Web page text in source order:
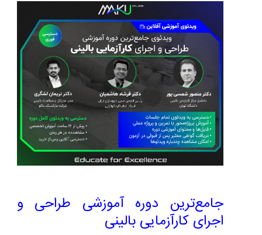
جامع‌ترین دوره آموزشی طراحی و
اجرای کارآزمایی بالینی